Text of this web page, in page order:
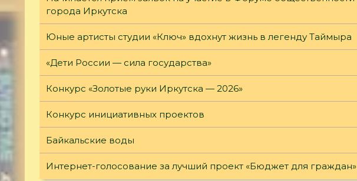
города Иркутска
Юные артисты студии «Ключ» вдохнут жизнь в легенду Таймыра
«Дети России — сила государства»
Конкурс «Золотые руки Иркутска — 2026»
Конкурс инициативных проектов
Байкальские воды
Интернет-голосование за лучший проект «Бюджет для граждан»